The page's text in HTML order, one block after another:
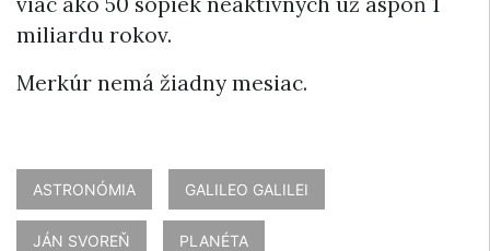
miliardu rokov.
Merkúr nemá žiadny mesiac.
ASTRONÓMIA GALILEO GALILEI
JÁN SVOREŇ PLANÉTA